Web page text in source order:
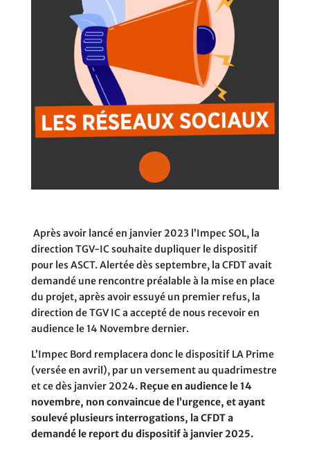
Après avoir lancé en janvier 2023 l’Impec SOL, la
direction TGV-IC souhaite dupliquer le dispositif
pour les ASCT. Alertée dès septembre, la CFDT avait
demandé une rencontre préalable à la mise en place
du projet, après avoir essuyé un premier refus, la
direction de TGV IC a accepté de nous recevoir en
audience le 14 Novembre dernier.
L’Impec Bord remplacera donc le dispositif LA Prime
(versée en avril), par un versement au quadrimestre
et ce dès janvier 2024. Reçue en audience le 14
novembre, non convaincue de l’urgence, et ayant
soulevé plusieurs interrogations, la CFDT a
demandé le report du dispositif à janvier 2025.